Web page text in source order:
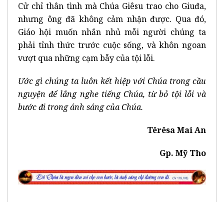
Cử chỉ thân tình mà Chúa Giêsu trao cho Giuđa,
nhưng ông đã không cảm nhận được. Qua đó,
Giáo hội muốn nhắn nhủ mỗi người chúng ta
phải tỉnh thức trước cuộc sống, và khôn ngoan
vượt qua những cạm bẫy của tội lỗi.
Ước gì chúng ta luôn kết hiệp với Chúa trong cầu
nguyện để lắng nghe tiếng Chúa, từ bỏ tội lỗi và
bước đi trong ánh sáng của Chúa.
Têrêsa Mai An
Gp. Mỹ Tho